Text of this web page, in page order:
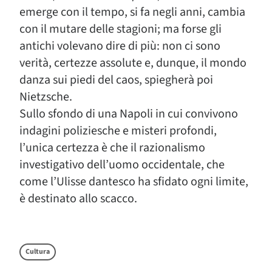
emerge con il tempo, si fa negli anni, cambia
con il mutare delle stagioni; ma forse gli
antichi volevano dire di più: non ci sono
verità, certezze assolute e, dunque, il mondo
danza sui piedi del caos, spiegherà poi
Nietzsche.
Sullo sfondo di una Napoli in cui convivono
indagini poliziesche e misteri profondi,
l’unica certezza è che il razionalismo
investigativo dell’uomo occidentale, che
come l’Ulisse dantesco ha sfidato ogni limite,
è destinato allo scacco.
Cultura